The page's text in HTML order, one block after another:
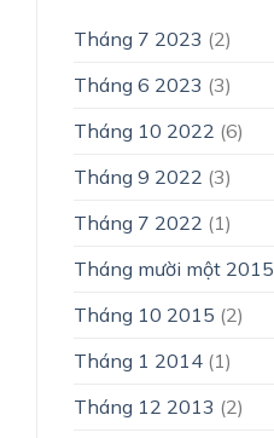
Tháng 7 2023 (2)
Tháng 6 2023 (3)
Tháng 10 2022 (6)
Tháng 9 2022 (3)
Tháng 7 2022 (1)
Tháng mười một 2015
Tháng 10 2015 (2)
Tháng 1 2014 (1)
Tháng 12 2013 (2)